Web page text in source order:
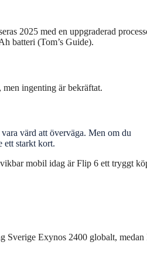
2025 med en uppgraderad
batteri (Tom’s Guide).
ingenting är bekräftat.
värd att överväga. Men om du
ett starkt kort.
mobil idag är Flip 6 ett tryggt
Sverige Exynos 2400 globalt,